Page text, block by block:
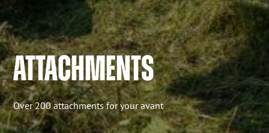
ATTACHMENTS
Over 200 attachments for your avant